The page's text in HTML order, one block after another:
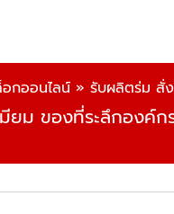
กออนไลน์ » รับผลิตร่ม สั่
ยม ของที่ระลึกองค์